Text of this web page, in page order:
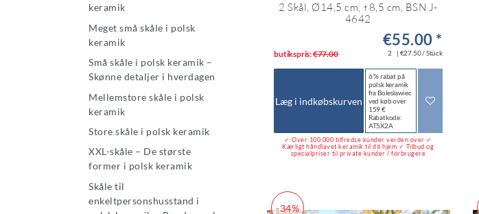
keramik
Meget små skåle i polsk
keramik
Små skåle i polsk keramik –
Skønne detaljer i hverdagen
Mellemstore skåle i polsk
keramik
Store skåle i polsk keramik
XXL-skåle – De største
former i polsk keramik
Skåle til
enkeltpersonshusstand i
2 Skål, Ø14,5 cm, ↑8,5 cm, BSN J-
4642
butikspris:€77.00
€55.00 *
2 | €27.50 / Stück
Læg i indkøbskurven
6 % rabat på
polsk keramik
fra Bolesławiec
ved køb over
159 €
Rabatkode:
AT5X2A
✓ Over 100.000 tilfredse kunder verden over ✓
Kærligt håndlavet keramik til dit hjem ✓ Tilbud og
specialpriser til private kunder / forbrugere
-34%